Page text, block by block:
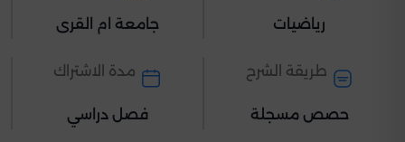
رياضيات جامعة ام القرى
طريقة الشرح
حصص مسجلة
مدة الاشتراك
فصل دراسي